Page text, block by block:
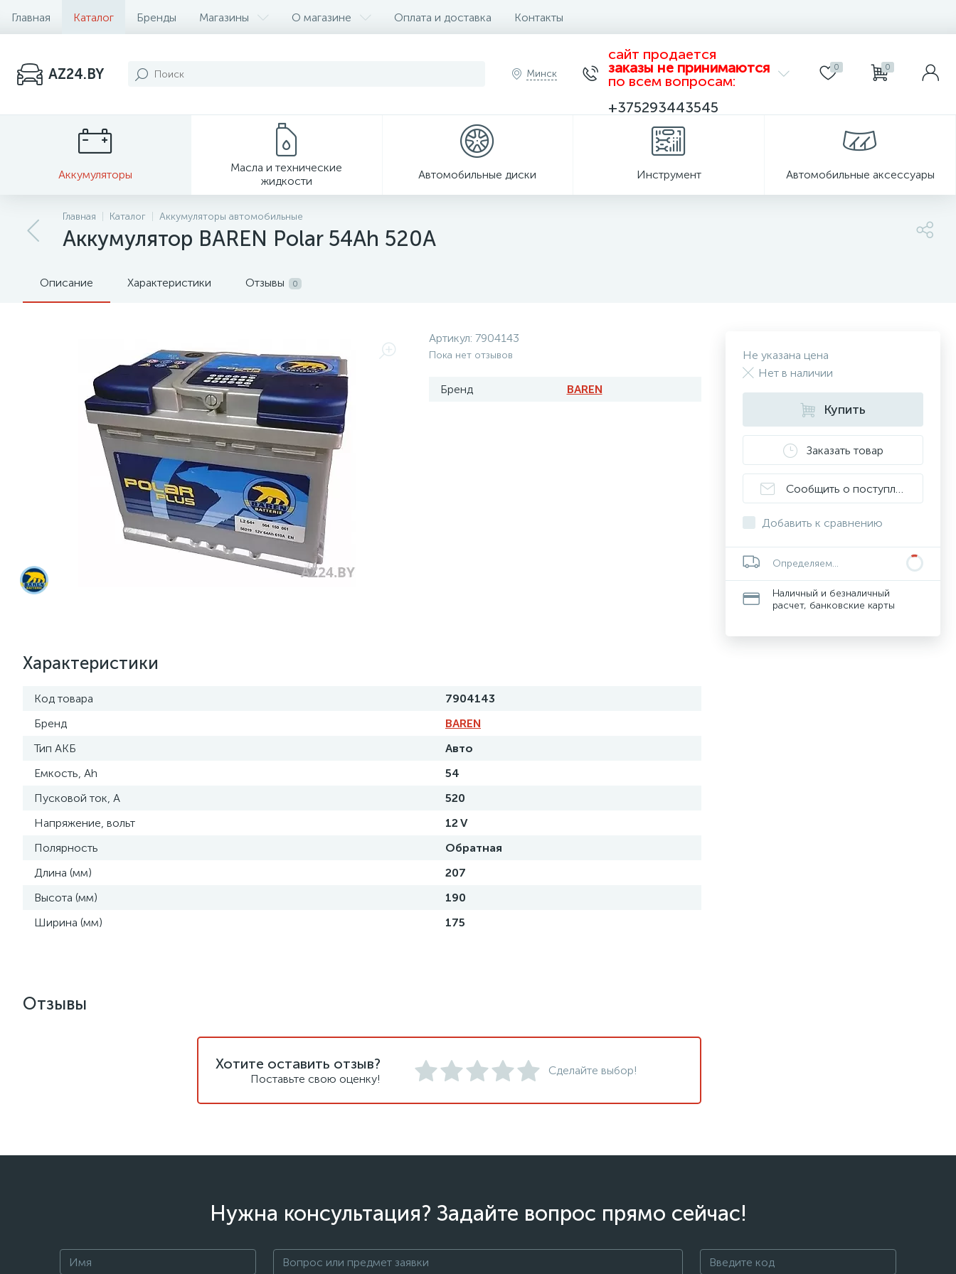
Главная Каталог Бренды Магазины О магазине Оплата и доставка Контакты
AZ24.BY Минск
сайт продается
заказы не принимаются
по всем вопросам:
+375293443545
0 0
Аккумуляторы
Масла и технические
жидкости
Автомобильные диски Инструмент Автомобильные аксессуары
Главная Каталог Аккумуляторы автомобильные
Аккумулятор BAREN Polar 54Ah 520A
Описание Характеристики Отзывы 0
Артикул: 7904143
Пока нет отзывов
Бренд BAREN
Характеристики
Код товара
7904143
Бренд
BAREN
Тип АКБ
Авто
Емкость, Ah
54
Пусковой ток, A
520
Напряжение, вольт
12 V
Полярность
Обратная
Длина (мм)
207
Высота (мм)
190
Ширина (мм)
175
Не указана цена
Нет в наличии
Купить
Заказать товар
Сообщить о поступлении
Добавить к сравнению
Минск
Доставка от
0 руб.
Наличный и безналичный
расчет, банковские карты
Отзывы
Хотите оставить отзыв?
Поставьте свою оценку!
Сделайте выбор!
Нужна консультация? Задайте вопрос прямо сейчас!